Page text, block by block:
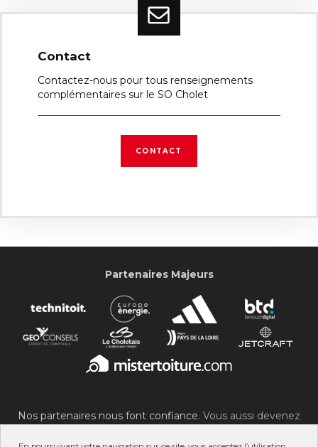
Contact
Contactez-nous pour tous renseignements
complémentaires sur le SO Cholet
CONTACT
Partenaires Majeurs
Nos partenaires nous font confiance. Vous aussi devenez